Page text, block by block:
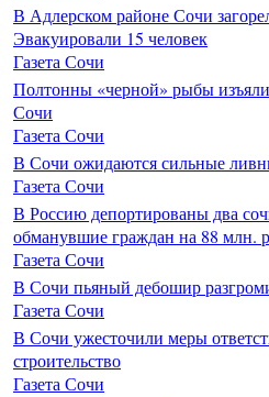
В Адлерском районе Сочи
Эвакуировали 15 человек
Газета Сочи
Полтонны «черной» рыбы
Сочи
Газета Сочи
В Сочи ожидаются сильные
Газета Сочи
В Россию депортированы два
обманувшие граждан на 88 млн.
Газета Сочи
В Сочи пьяный дебошир
Газета Сочи
В Сочи ужесточили меры
строительство
Газета Сочи